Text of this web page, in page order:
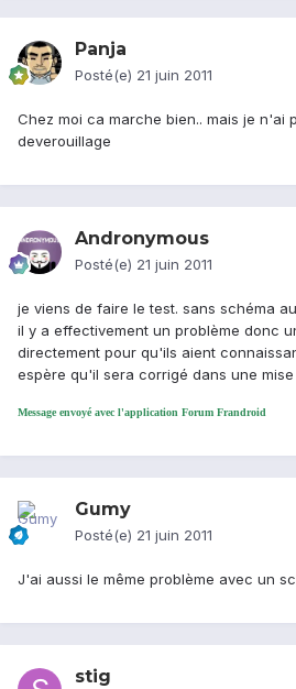
Panja
Posté(e) 21 juin 2011
Chez moi ca marche bien.. mais je n'ai
deverouillage
Andronymous
Posté(e) 21 juin 2011
je viens de faire le test. sans schéma
il y a effectivement un problème donc
directement pour qu'ils aient
espère qu'il sera corrigé dans une
Message envoyé avec l'application Forum Frandroid
Gumy
Posté(e) 21 juin 2011
J'ai aussi le même problème avec un
stig